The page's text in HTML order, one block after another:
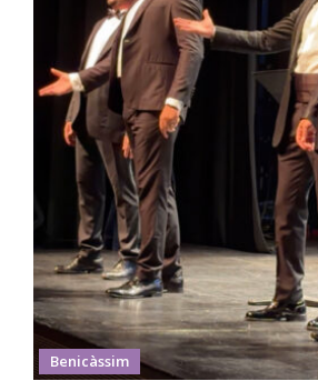
Benicàssim